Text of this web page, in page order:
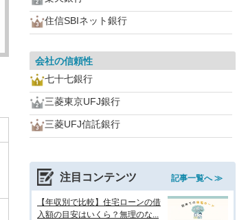
住信SBIネット銀行
会社の信頼性
七十七銀行
三菱東京UFJ銀行
三菱UFJ信託銀行
注目コンテンツ 記事一覧へ ≫
【年収別で比較】住宅ローンの借
入額の目安はいくら？無理のな...